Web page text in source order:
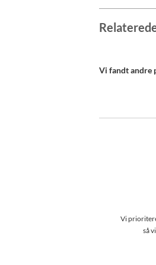
Vi fandt andre
Vi
så